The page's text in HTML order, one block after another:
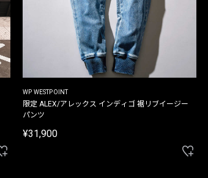
WP WESTPOINT
限定 ALEX/アレックス インディゴ 裾リブイージー
パンツ
¥31,900